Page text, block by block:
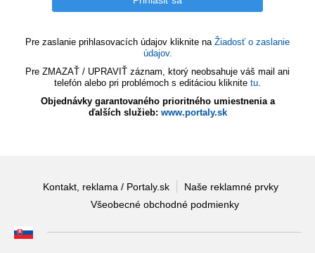
Pre zaslanie prihlasovacích údajov kliknite na Žiadosť o zaslanie
údajov.
Pre ZMAZAŤ / UPRAVIŤ záznam, ktorý neobsahuje váš mail ani
telefón alebo pri problémoch s editáciou kliknite tu.
Objednávky garantovaného prioritného umiestnenia a
ďalších služieb: www.portaly.sk
Kontakt, reklama / Portaly.sk
Naše reklamné prvky
Všeobecné obchodné podmienky